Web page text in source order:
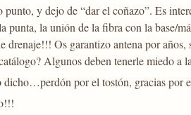
y dejo de “dar el coñazo”. Es
punta, la unión de la fibra con la base/
drenaje!!! Os garantizo antena por
Algunos deben tenerle miedo a
por el tostón, gracias por